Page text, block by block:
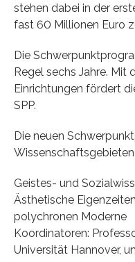
stehen dabei in der
fast 60 Millionen Euro
Die
Regel sechs Jahre. Mit
Einrichtungen fördert
SPP.
Die neuen
Geistes- und
Ästhetische
polychronen Moderne
Koordinatoren:
Universität Hannover,